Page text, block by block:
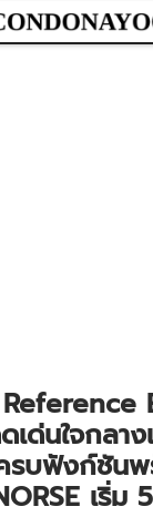
เด่นใจกลา
รบฟังก์ชัน
เริ่ม